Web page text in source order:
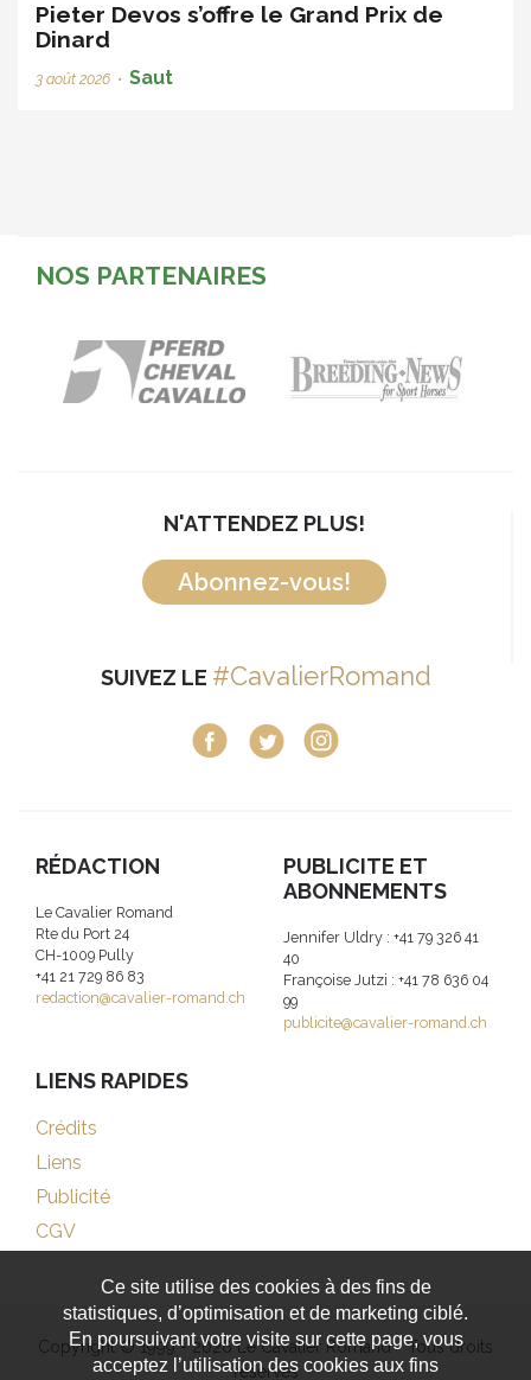
Pieter Devos s’offre le Grand Prix de
Dinard
3 août 2026 • Saut
NOS PARTENAIRES
N'ATTENDEZ PLUS!
Abonnez-vous!
SUIVEZ LE #CavalierRomand
RÉDACTION
Le Cavalier Romand
Rte du Port 24
CH-1009 Pully
+41 21 729 86 83
redaction@cavalier-romand.ch
PUBLICITE ET
ABONNEMENTS
Jennifer Uldry : +41 79 326 41
40
Françoise Jutzi : +41 78 636 04
99
publicite@cavalier-romand.ch
LIENS RAPIDES
Crédits
Liens
Publicité
CGV
Copyright © 1999 - 2026 Le Cavalier Romand - Tous droits
réservés
Ce site utilise des cookies à des fins de
statistiques, d’optimisation et de marketing ciblé.
En poursuivant votre visite sur cette page, vous
acceptez l’utilisation des cookies aux fins